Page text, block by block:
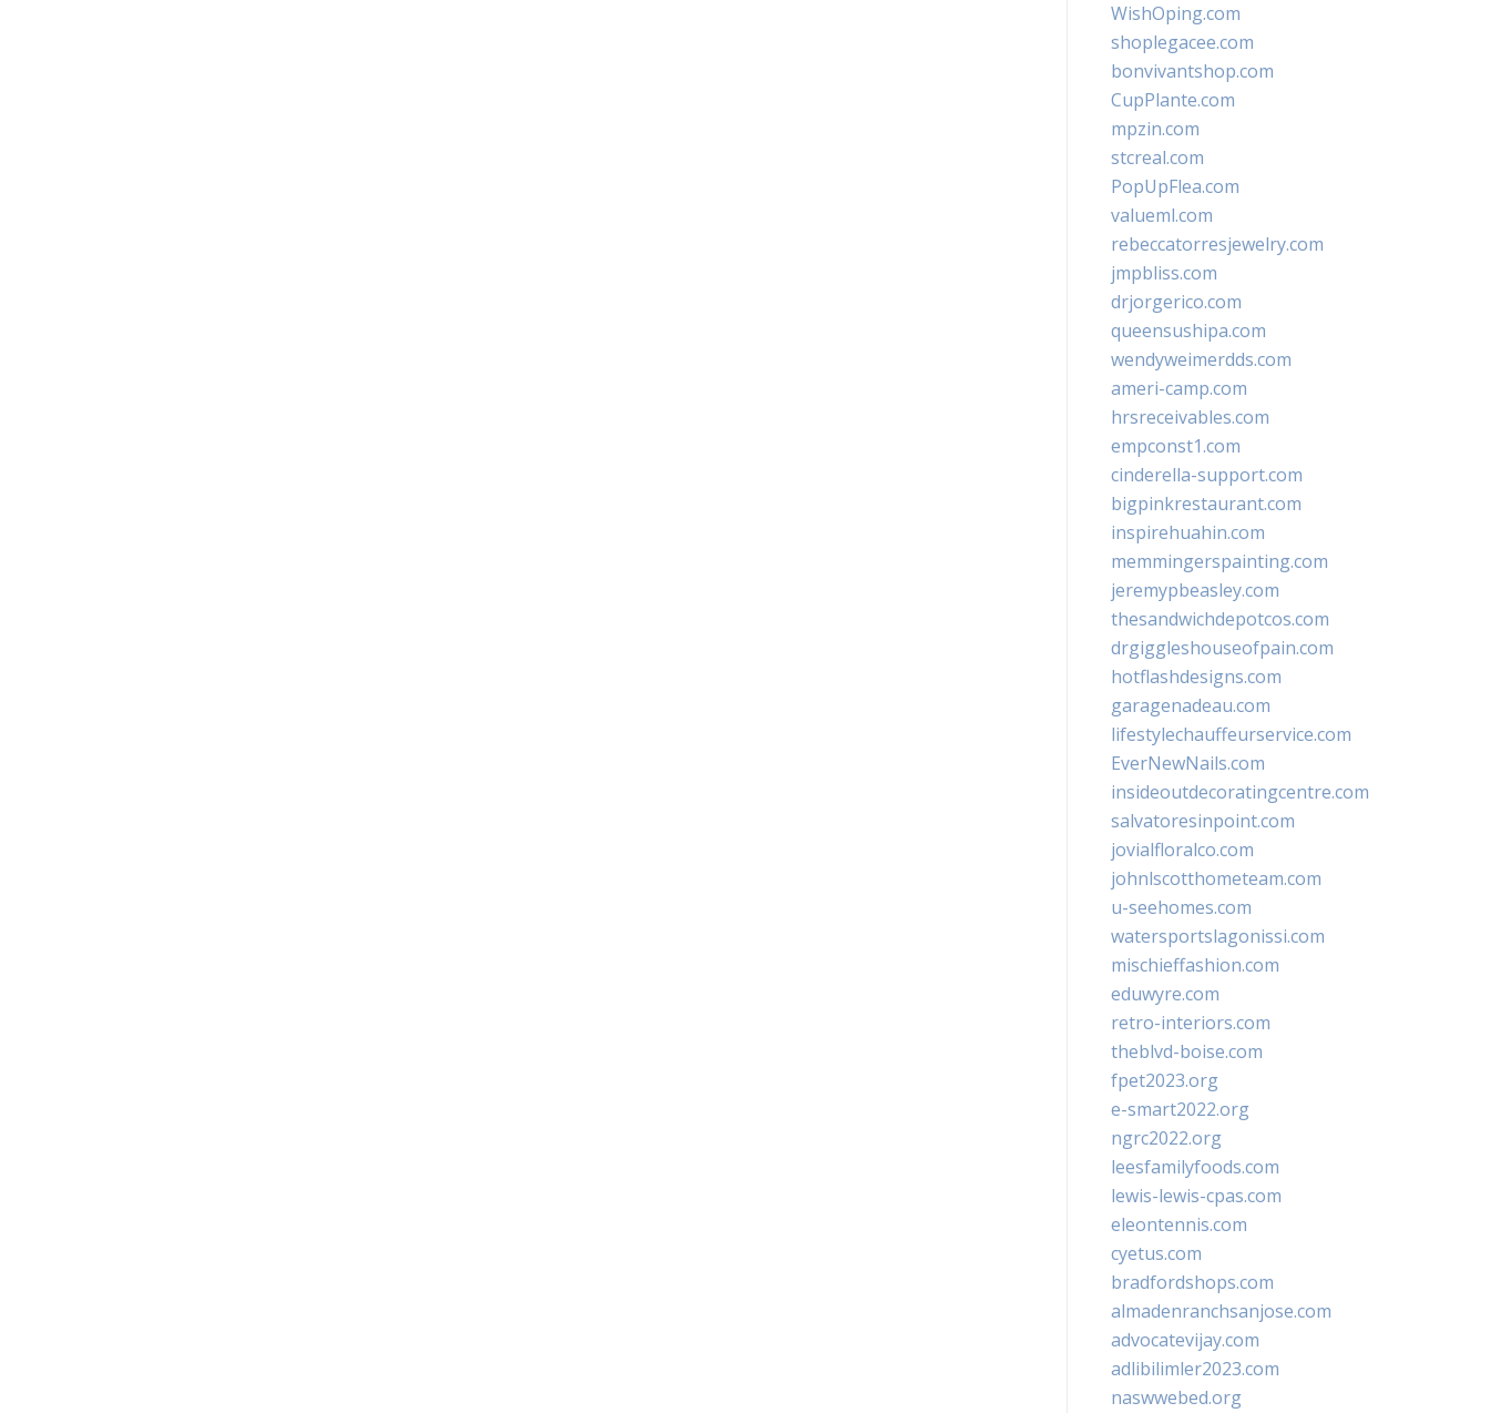
WishOping.com
shoplegacee.com
bonvivantshop.com
CupPlante.com
mpzin.com
stcreal.com
PopUpFlea.com
valueml.com
rebeccatorresjewelry.com
jmpbliss.com
drjorgerico.com
queensushipa.com
wendyweimerdds.com
ameri-camp.com
hrsreceivables.com
empconst1.com
cinderella-support.com
bigpinkrestaurant.com
inspirehuahin.com
memmingerspainting.com
jeremypbeasley.com
thesandwichdepotcos.com
drgiggleshouseofpain.com
hotflashdesigns.com
garagenadeau.com
lifestylechauffeurservice.com
EverNewNails.com
insideoutdecoratingcentre.com
salvatoresinpoint.com
jovialfloralco.com
johnlscotthometeam.com
u-seehomes.com
watersportslagonissi.com
mischieffashion.com
eduwyre.com
retro-interiors.com
theblvd-boise.com
fpet2023.org
e-smart2022.org
ngrc2022.org
leesfamilyfoods.com
lewis-lewis-cpas.com
eleontennis.com
cyetus.com
bradfordshops.com
almadenranchsanjose.com
advocatevijay.com
adlibilimler2023.com
naswwebed.org